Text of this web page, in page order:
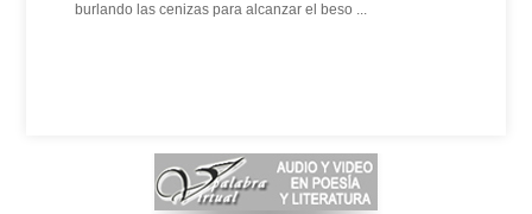
burlando las cenizas para alcanzar el beso ...